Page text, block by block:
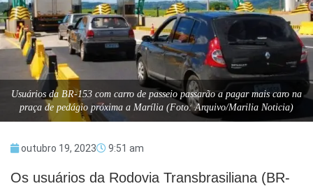
Usuários da BR-153 com carro de passeio passarão a pagar mais caro na
praça de pedágio próxima a Marília (Foto: Arquivo/Marilia Noticia)
outubro 19, 2023 9:51 am
Os usuários da Rodovia Transbrasiliana (BR-